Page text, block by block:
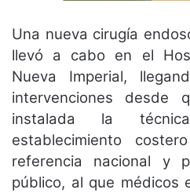
Una nueva cirugía
llevó a cabo en el
Nueva Imperial,
intervenciones desde
instalada la
establecimiento
referencia nacional y
público, al que médicos